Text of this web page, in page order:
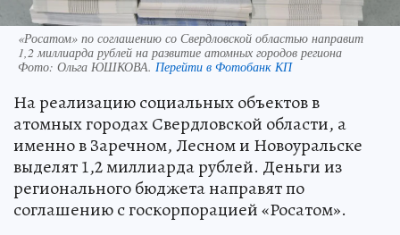
«Росатом» по соглашению со Свердловской областью направит
1,2 миллиарда рублей на развитие атомных городов региона
Фото: Ольга ЮШКОВА. Перейти в Фотобанк КП
На реализацию социальных объектов в
атомных городах Свердловской области, а
именно в Заречном, Лесном и Новоуральске
выделят 1,2 миллиарда рублей. Деньги из
регионального бюджета направят по
соглашению с госкорпорацией «Росатом».